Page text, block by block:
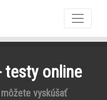
testy online
vyskúšať